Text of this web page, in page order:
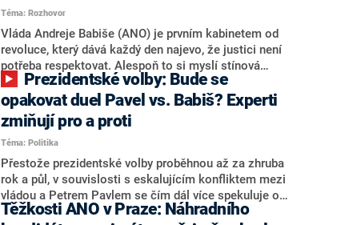
Motoristy Filip Turek. Politolog Jan Kubáček nicméně
o případné kandidatuře kohokoliv ze zmíněné trojice
značně pochybuje. Podle něj současná koalice dosud
nemá osobu, která by Pavlovi mohla konkurovat.
Téma: Rozhovor
Vláda Andreje Babiše (ANO) je prvním kabinetem od
revoluce, který dává každý den najevo, že justici není
potřeba respektovat. Alespoň to si myslí stínová
ministryně spravedlnosti ODS Eva Decroix. V
rozhovoru pro CNN Prima NEWS si nebrala servítky
ohledně politického výkonu svého nástupce Jeronýma
Tejce (za ANO) či vládní zmocněnkyně pro lidská
práva Taťány Malé (ANO). Označením „svoloč“ na
adresu vlády prý byla ještě hodná. Decroix se také
vrátila k volební porážce koalice Spolu či promluvila o
hnutí Naše Česko Martina Kuby.
opakovat duel Pavel vs. Babiš? Experti
zmiňují pro a proti
Téma: Politika
Přestože prezidentské volby proběhnou až za zhruba
rok a půl, v souvislosti s eskalujícím konfliktem mezi
vládou a Petrem Pavlem se čím dál více spekuluje o
tom, koho by do bitvy o Hrad mohla vyslat současná
Těžkosti ANO v Praze: Náhradního